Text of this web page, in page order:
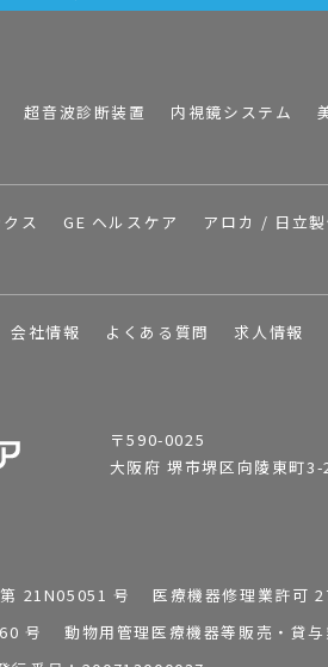
超音波診断装置 内視鏡システム
ス GE ヘルスケア アロカ / 日立
会社情報 よくある質問 求人情報
〒590-0025
大阪府 堺市堺区向陵東町
21N05051 号 医療機器修理業許可
号 動物用管理医療機器等販売・貸与